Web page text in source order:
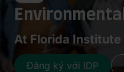
At Florida Institute
Đăng ký với IDP